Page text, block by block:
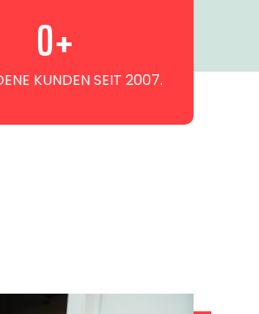
KUNDEN SEIT 2007.
0+